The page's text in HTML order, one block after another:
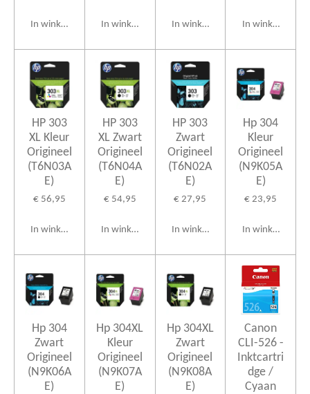
In winkelwagen In winkelwagen In winkelwagen In winkelwagen
HP 303
XL Kleur
Origineel
(T6N03A
E)
€ 56,95
In winkelwagen
HP 303
XL Zwart
Origineel
(T6N04A
E)
€ 54,95
In winkelwagen
HP 303
Zwart
Origineel
(T6N02A
E)
€ 27,95
In winkelwagen
Hp 304
Kleur
Origineel
(N9K05A
E)
€ 23,95
In winkelwagen
Hp 304
Zwart
Origineel
(N9K06A
E)
Hp 304XL
Kleur
Origineel
(N9K07A
E)
Hp 304XL
Zwart
Origineel
(N9K08A
E)
Canon
CLI-526 -
Inktcartri
dge /
Cyaan